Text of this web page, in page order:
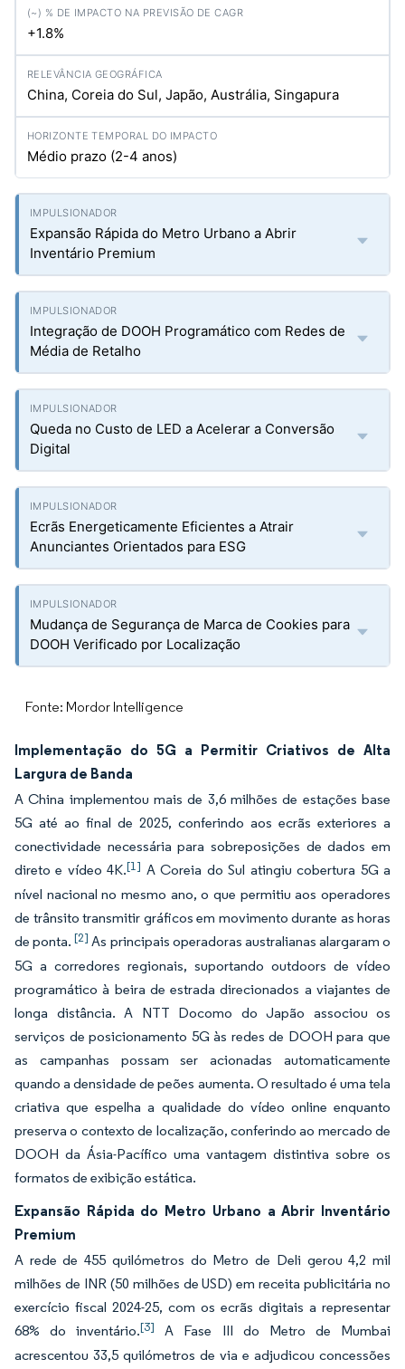
+1.8%
China, Coreia do Sul, Japão, Austrália, Singapura
Médio prazo (2-4 anos)
Expansão Rápida do Metro Urbano a Abrir
Inventário Premium
Integração de DOOH Programático com Redes de
Média de Retalho
Queda no Custo de LED a Acelerar a Conversão
Digital
Ecrãs Energeticamente Eficientes a Atrair
Anunciantes Orientados para ESG
Mudança de Segurança de Marca de Cookies para
DOOH Verificado por Localização
Fonte: Mordor Intelligence
Implementação do 5G a Permitir Criativos de Alta
Largura de Banda
A China implementou mais de 3,6 milhões de estações base
5G até ao final de 2025, conferindo aos ecrãs exteriores a
conectividade necessária para sobreposições de dados em
direto e vídeo 4K.[1] A Coreia do Sul atingiu cobertura 5G a
nível nacional no mesmo ano, o que permitiu aos operadores
de trânsito transmitir gráficos em movimento durante as horas
de ponta.[2] As principais operadoras australianas alargaram o
5G a corredores regionais, suportando outdoors de vídeo
programático à beira de estrada direcionados a viajantes de
longa distância. A NTT Docomo do Japão associou os
serviços de posicionamento 5G às redes de DOOH para que
as campanhas possam ser acionadas automaticamente
quando a densidade de peões aumenta. O resultado é uma tela
criativa que espelha a qualidade do vídeo online enquanto
preserva o contexto de localização, conferindo ao mercado de
DOOH da Ásia-Pacífico uma vantagem distintiva sobre os
formatos de exibição estática.
Expansão Rápida do Metro Urbano a Abrir Inventário
Premium
A rede de 455 quilómetros do Metro de Deli gerou 4,2 mil
milhões de INR (50 milhões de USD) em receita publicitária no
exercício fiscal 2024-25, com os ecrãs digitais a representar
68% do inventário.[3]
A Fase III do Metro de Mumbai
acrescentou 33,5 quilómetros de via e adjudicou concessões